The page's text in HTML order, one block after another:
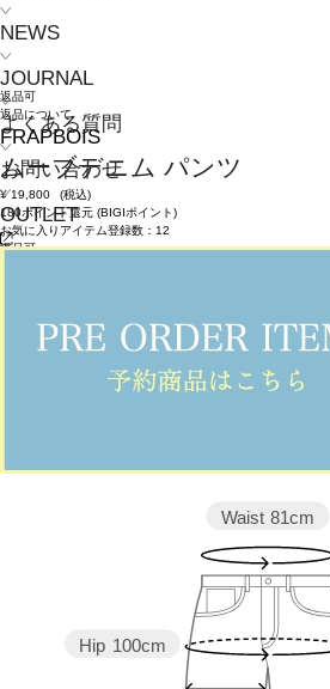
NEWS
JOURNAL
よくある質問
お問い合わせ
OUTLET
返品可
返品について
FRAPBOIS
ムーブデニム パンツ
¥ 19,800
(税込)
180ポイント還元 (BIGIポイント)
お気に入りアイテム登録数： 12
返品可
158cm 51kgRecommended
1
Hip 100cm
Waist 81cm